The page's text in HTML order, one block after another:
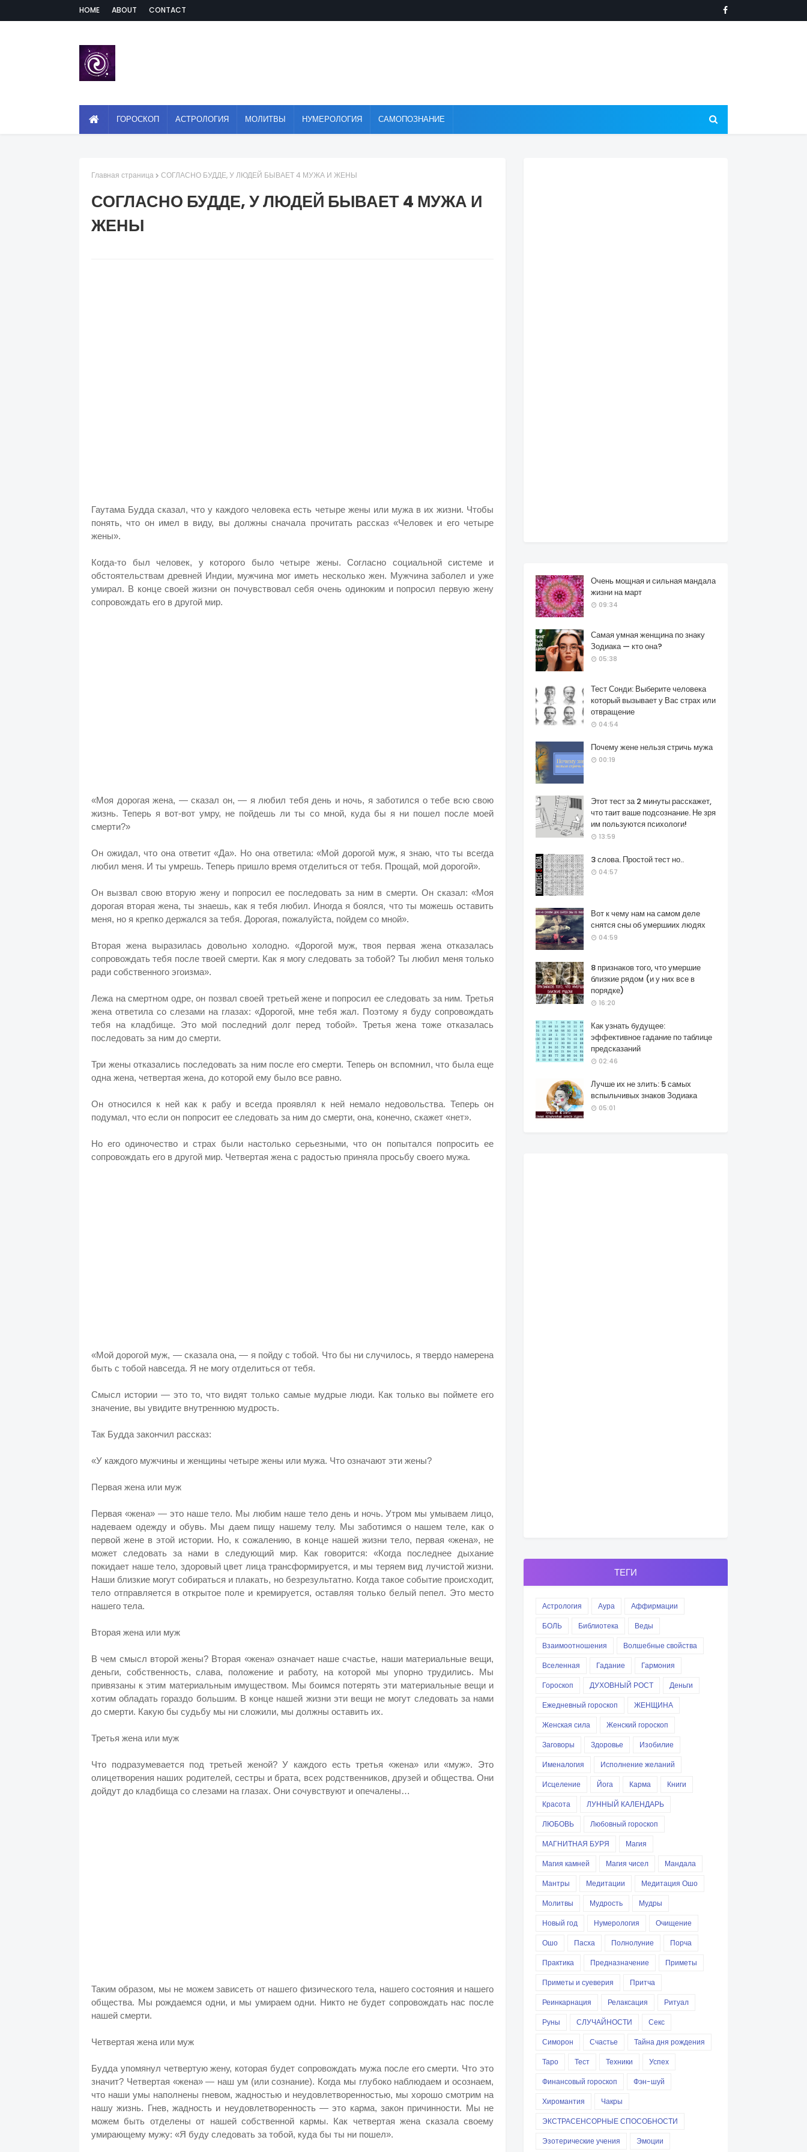
HOME ABOUT CONTACT
ГОРОСКОП АСТРОЛОГИЯ МОЛИТВЫ НУМЕРОЛОГИЯ САМОПОЗНАНИЕ
Главная страница СОГЛАСНО БУДДЕ, У ЛЮДЕЙ БЫВАЕТ 4 МУЖА И ЖЕНЫ
СОГЛАСНО БУДДЕ, У ЛЮДЕЙ БЫВАЕТ 4 МУЖА И
ЖЕНЫ
Гаутама Будда сказал, что у каждого человека есть четыре жены или мужа в их жизни. Чтобы
понять, что он имел в виду, вы должны сначала прочитать рассказ «Человек и его четыре
жены».
Когда-то был человек, у которого было четыре жены. Согласно социальной системе и
обстоятельствам древней Индии, мужчина мог иметь несколько жен. Мужчина заболел и уже
умирал. В конце своей жизни он почувствовал себя очень одиноким и попросил первую жену
сопровождать его в другой мир.
«Моя дорогая жена, — сказал он, — я любил тебя день и ночь, я заботился о тебе всю свою
жизнь. Теперь я вот-вот умру, не пойдешь ли ты со мной, куда бы я ни пошел после моей
смерти?»
Он ожидал, что она ответит «Да». Но она ответила: «Мой дорогой муж, я знаю, что ты всегда
любил меня. И ты умрешь. Теперь пришло время отделиться от тебя. Прощай, мой дорогой».
Он вызвал свою вторую жену и попросил ее последовать за ним в смерти. Он сказал: «Моя
дорогая вторая жена, ты знаешь, как я тебя любил. Иногда я боялся, что ты можешь оставить
меня, но я крепко держался за тебя. Дорогая, пожалуйста, пойдем со мной».
Вторая жена выразилась довольно холодно. «Дорогой муж, твоя первая жена отказалась
сопровождать тебя после твоей смерти. Как я могу следовать за тобой? Ты любил меня только
ради собственного эгоизма».
Лежа на смертном одре, он позвал своей третьей жене и попросил ее следовать за ним. Третья
жена ответила со слезами на глазах: «Дорогой, мне тебя жал. Поэтому я буду сопровождать
тебя на кладбище. Это мой последний долг перед тобой». Третья жена тоже отказалась
последовать за ним до смерти.
Три жены отказались последовать за ним после его смерти. Теперь он вспомнил, что была еще
одна жена, четвертая жена, до которой ему было все равно.
Он относился к ней как к рабу и всегда проявлял к ней немало недовольства. Теперь он
подумал, что если он попросит ее следовать за ним до смерти, она, конечно, скажет «нет».
Но его одиночество и страх были настолько серьезными, что он попытался попросить ее
сопровождать его в другой мир. Четвертая жена с радостью приняла просьбу своего мужа.
«Мой дорогой муж, — сказала она, — я пойду с тобой. Что бы ни случилось, я твердо намерена
быть с тобой навсегда. Я не могу отделиться от тебя.
Смысл истории — это то, что видят только самые мудрые люди. Как только вы поймете его
значение, вы увидите внутреннюю мудрость.
Так Будда закончил рассказ:
«У каждого мужчины и женщины четыре жены или мужа. Что означают эти жены?
Первая жена или муж
Первая «жена» — это наше тело. Мы любим наше тело день и ночь. Утром мы умываем лицо,
надеваем одежду и обувь. Мы даем пищу нашему телу. Мы заботимся о нашем теле, как о
первой жене в этой истории. Но, к сожалению, в конце нашей жизни тело, первая «жена», не
может следовать за нами в следующий мир. Как говорится: «Когда последнее дыхание
покидает наше тело, здоровый цвет лица трансформируется, и мы теряем вид лучистой жизни.
Наши близкие могут собираться и плакать, но безрезультатно. Когда такое событие происходит,
тело отправляется в открытое поле и кремируется, оставляя только белый пепел. Это место
нашего тела.
Вторая жена или муж
В чем смысл второй жены? Вторая «жена» означает наше счастье, наши материальные вещи,
деньги, собственность, слава, положение и работу, на которой мы упорно трудились. Мы
привязаны к этим материальным имуществом. Мы боимся потерять эти материальные вещи и
хотим обладать гораздо большим. В конце нашей жизни эти вещи не могут следовать за нами
до смерти. Какую бы судьбу мы ни сложили, мы должны оставить их.
Третья жена или муж
Что подразумевается под третьей женой? У каждого есть третья «жена» или «муж». Это
олицетворения наших родителей, сестры и брата, всех родственников, друзей и общества. Они
дойдут до кладбища со слезами на глазах. Они сочувствуют и опечалены…
Таким образом, мы не можем зависеть от нашего физического тела, нашего состояния и нашего
общества. Мы рождаемся одни, и мы умираем одни. Никто не будет сопровождать нас после
нашей смерти.
Четвертая жена или муж
Будда упомянул четвертую жену, которая будет сопровождать мужа после его смерти. Что это
значит? Четвертая «жена» — наш ум (или сознание). Когда мы глубоко наблюдаем и осознаем,
что наши умы наполнены гневом, жадностью и неудовлетворенностью, мы хорошо смотрим на
нашу жизнь. Гнев, жадность и неудовлетворенность — это карма, закон причинности. Мы не
можем быть отделены от нашей собственной кармы. Как четвертая жена сказала своему
умирающему мужу: «Я буду следовать за тобой, куда бы ты ни пошел».
Очень мощная и сильная мандала
жизни на март
09:34
Самая умная женщина по знаку
Зодиака — кто она?
05:38
Тест Сонди: Выберите человека
который вызывает у Вас страх или
отвращение
04:54
Почему жене нельзя стричь мужа
00:19
Этот тест за 2 минуты расскажет,
что таит ваше подсознание. Не зря
им пользуются психологи!
13:59
3 слова. Простой тест но..
04:57
Вот к чему нам на самом деле
снятся сны об умершиих людях
04:59
8 признаков того, что умершие
близкие рядом (и у них все в
порядке)
16:20
Как узнать будущее:
эффективное гадание по таблице
предсказаний
02:46
Лучше их не злить: 5 самых
вспыльчивых знаков Зодиака
05:01
ТЕГИ
Астрология Аура
Аффирмации
БОЛЬ
Библиотека
Веды
Взаимоотношения
Волшебные свойства
Вселенная
Гадание
Гармония
Гороскоп
ДУХОВНЫЙ РОСТ
Деньги
Ежедневный гороскоп
ЖЕНЩИНА
Женская сила
Женский гороскоп
Заговоры
Здоровье
Изобилие
Именалогия
Исполнение желаний
Исцеление
Йога Карма
Книги
Красота
ЛУННЫЙ КАЛЕНДАРЬ
ЛЮБОВЬ
Любовный гороскоп
МАГНИТНАЯ БУРЯ
Магия
Магия камней
Магия чисел
Мандала
Мантры
Медитации
Медитация Ошо
Молитвы
Мудрость
Мудры
Новый год
Нумерология
Очищение
Ошо
Пасха Полнолуние
Порча
Практика
Предназначение
Приметы
Приметы и суеверия
Притча
Реинкарнация
Релаксация
Ритуал
Руны
СЛУЧАЙНОСТИ
Секс
Симорон
Счастье
Тайна дня рождения
Таро
Тест Техники
Успех
Финансовый гороскоп
Фэн-шуй
Хиромантия
Чакры
ЭКСТРАСЕНСОРНЫЕ СПОСОБНОСТИ
Эзотерические учения
Эмоции